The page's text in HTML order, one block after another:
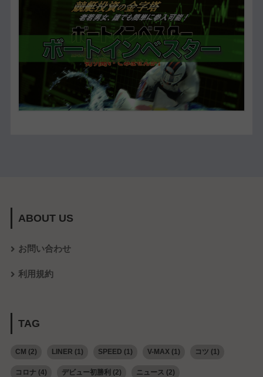
ABOUT US
お問い合わせ
利用規約
TAG
CM (2) LINER (1) SPEED (1) V-MAX(1) コツ (1)
コロナ(4) デビュー初勝利 (2) ニュース (2)